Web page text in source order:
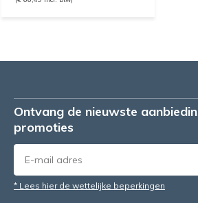
Ontvang de nieuwste
promoties
* Lees hier de wettelijke beperkingen